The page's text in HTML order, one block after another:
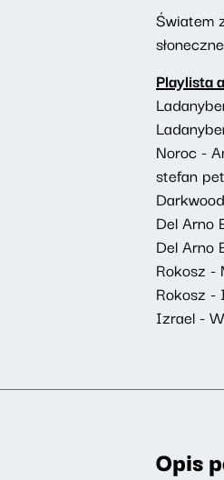
Światem
Playlista
Noroc -
stefan
Del Arno
Del Arno
Rokosz -
Rokosz -
Izrael -
Opis